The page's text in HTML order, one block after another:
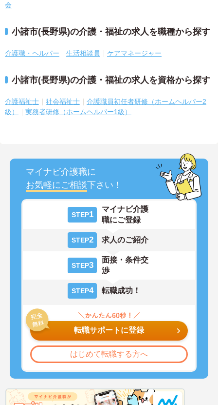
会
小諸市(長野県)の介護・福祉の求人を職種から探す
介護職・ヘルパー 生活相談員 ケアマネージャー
小諸市(長野県)の介護・福祉の求人を資格から探す
介護福祉士 社会福祉士
介護職員初任者研修（ホームヘルパー2
級）
実務者研修（ホームヘルパー1級）
マイナビ介護職に
お気軽にご相談下さい！
STEP1
マイナビ介護
職にご登録
STEP2 求人のご紹介
STEP3
面接・条件交
渉
STEP4 転職成功！
転職サポートに登録
はじめて転職する方へ